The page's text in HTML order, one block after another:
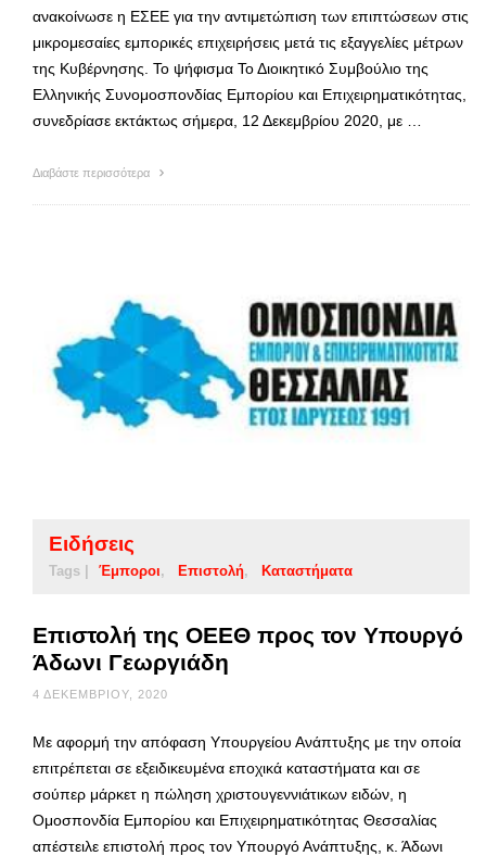
ανακοίνωσε η ΕΣΕΕ για την αντιμετώπιση των επιπτώσεων στις
μικρομεσαίες εμπορικές επιχειρήσεις μετά τις εξαγγελίες μέτρων
της Κυβέρνησης. Το ψήφισμα Το Διοικητικό Συμβούλιο της
Ελληνικής Συνομοσπονδίας Εμπορίου και Επιχειρηματικότητας,
συνεδρίασε εκτάκτως σήμερα, 12 Δεκεμβρίου 2020, με …
Διαβάστε περισσότερα
Ειδήσεις
Tags | Έμποροι Επιστολή Καταστήματα
Επιστολή της ΟΕΕΘ προς τον Υπουργό
Άδωνι Γεωργιάδη
4 ΔΕΚΕΜΒΡΊΟΥ, 2020
Με αφορμή την απόφαση Υπουργείου Ανάπτυξης με την οποία
επιτρέπεται σε εξειδικευμένα εποχικά καταστήματα και σε
σούπερ μάρκετ η πώληση χριστουγεννιάτικων ειδών, η
Ομοσπονδία Εμπορίου και Επιχειρηματικότητας Θεσσαλίας
απέστειλε επιστολή προς τον Υπουργό Ανάπτυξης, κ. Άδωνι